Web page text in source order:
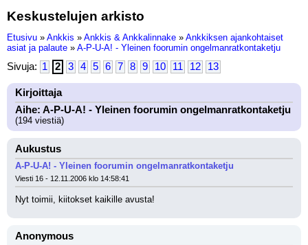
Keskustelujen arkisto
Etusivu » Ankkis » Ankkis & Ankkalinnake » Ankkiksen ajankohtaiset
asiat ja palaute » A-P-U-A! - Yleinen foorumin ongelmanratkontaketju
Sivuja: 1 2 3 4 5 6 7 8 9 10 11 12 13
Kirjoittaja
Aihe: A-P-U-A! - Yleinen foorumin ongelmanratkontaketju
(194 viestiä)
Aukustus
A-P-U-A! - Yleinen foorumin ongelmanratkontaketju
Viesti 16 - 12.11.2006 klo 14:58:41
Nyt toimii, kiitokset kaikille avusta!
Anonymous